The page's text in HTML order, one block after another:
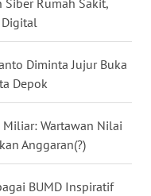
Diminta Jujur Buka
Depok
Wartawan Nilai
Anggaran(?)
BUMD Inspiratif